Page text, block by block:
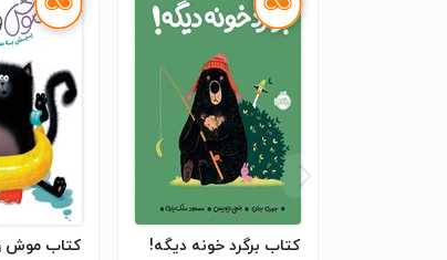
کتاب برگرد خونه دیگه!
کتاب موش